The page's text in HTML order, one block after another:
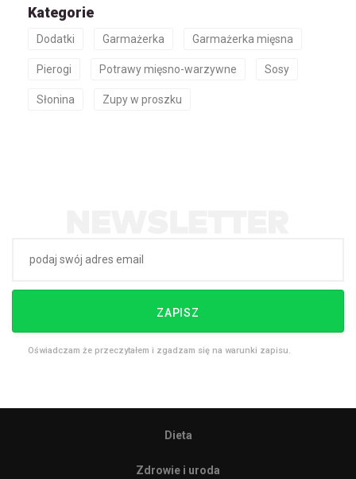
Kategorie
Dodatki Garmażerka Garmażerka mięsna
Pierogi Potrawy mięsno-warzywne Sosy
Słonina Zupy w proszku
ZAPISZ
Oświadczam że przeczytałem i zgadzam się na warunki zapisu.
Dieta
Zdrowie i uroda